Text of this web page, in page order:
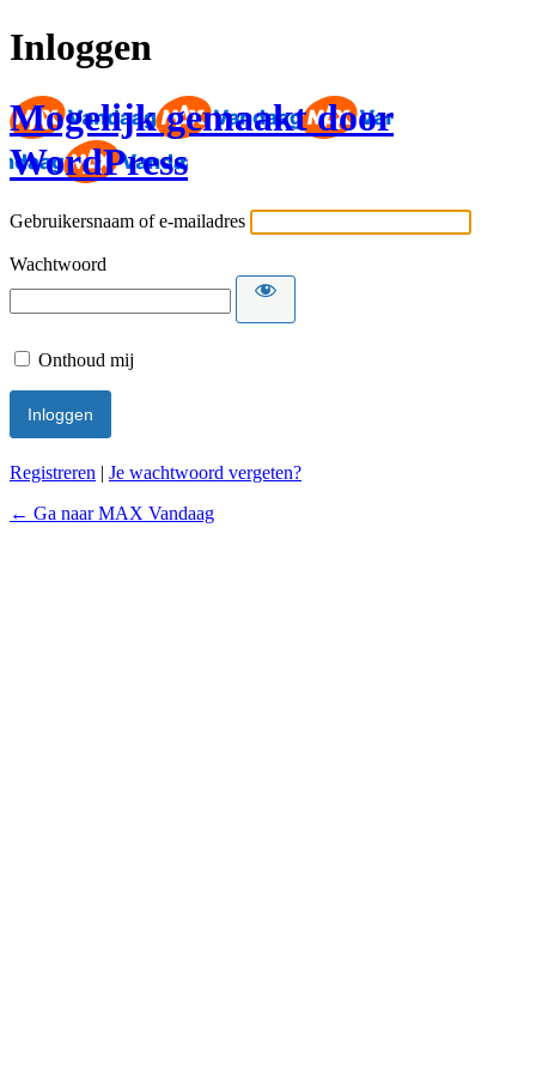
Inloggen
Mogelijk gemaakt door
WordPress
Gebruikersnaam of e-mailadres
Wachtwoord
Onthoud mij
Registreren | Je wachtwoord vergeten?
← Ga naar MAX Vandaag